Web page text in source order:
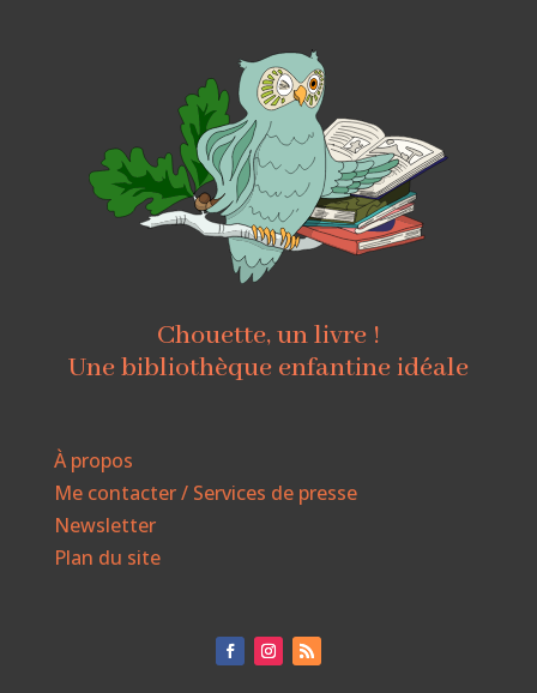
Chouette, un livre !
Une bibliothèque enfantine idéale
À propos
Me contacter / Services de presse
Newsletter
Plan du site